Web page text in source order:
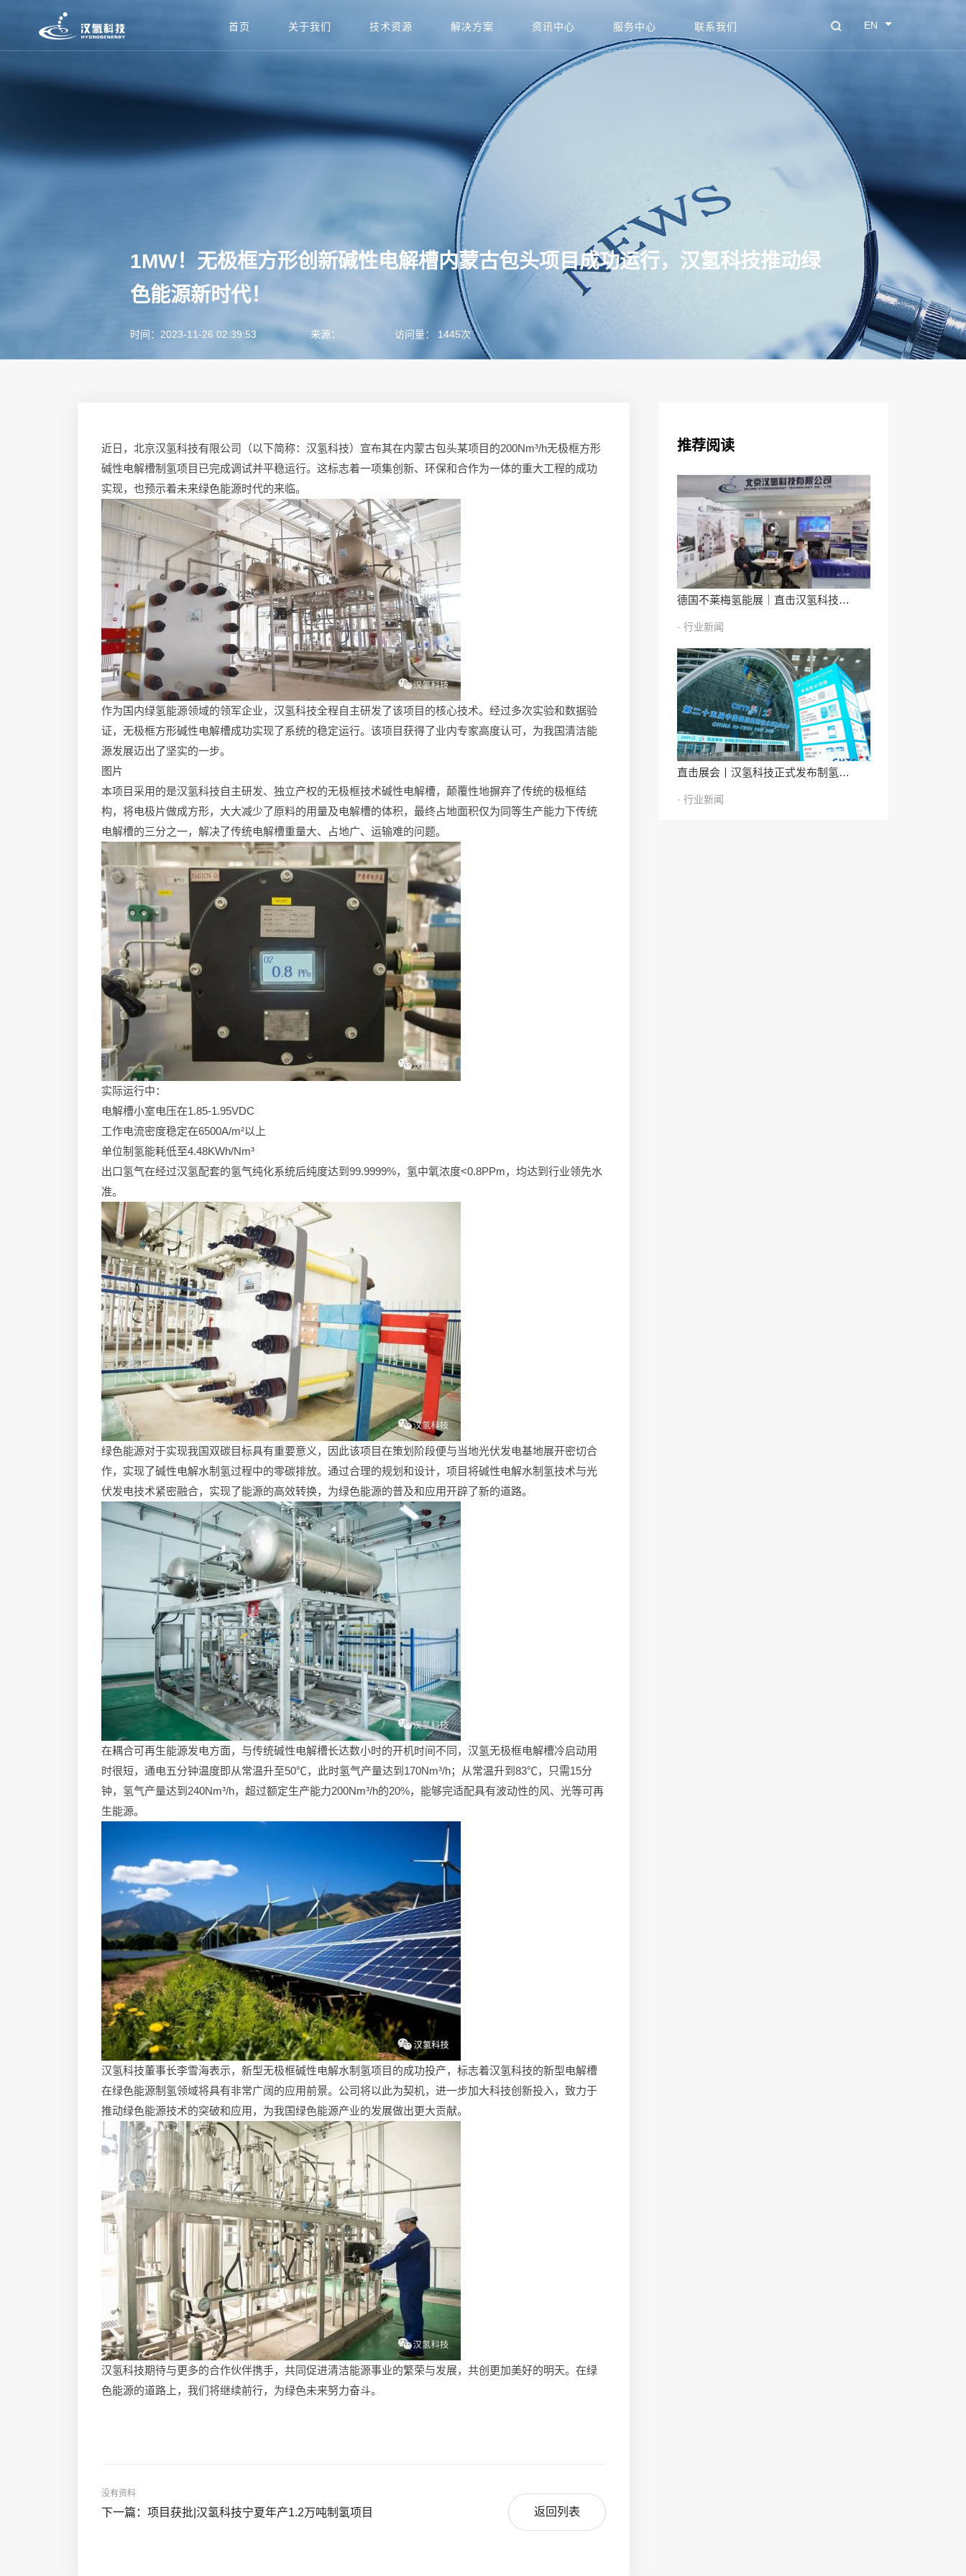
EN
首页 关于我们 技术资源 解决方案 资讯中心 服务中心 联系我们
1MW！无极框方形创新碱性电解槽内蒙古包头项目成功运行，汉氢科技推动绿
色能源新时代！
时间：2023-11-26 02:39:53 来源： 访问量： 1445次
近日，北京汉氢科技有限公司（以下简称：汉氢科技）宣布其在内蒙古包头某项目的200Nm³/h无极框方形
碱性电解槽制氢项目已完成调试并平稳运行。这标志着一项集创新、环保和合作为一体的重大工程的成功
实现，也预示着未来绿色能源时代的来临。
作为国内绿氢能源领域的领军企业，汉氢科技全程自主研发了该项目的核心技术。经过多次实验和数据验
证，无极框方形碱性电解槽成功实现了系统的稳定运行。该项目获得了业内专家高度认可，为我国清洁能
源发展迈出了坚实的一步。
图片
本项目采用的是汉氢科技自主研发、独立产权的无极框技术碱性电解槽，颠覆性地摒弃了传统的极框结
构，将电极片做成方形，大大减少了原料的用量及电解槽的体积，最终占地面积仅为同等生产能力下传统
电解槽的三分之一，解决了传统电解槽重量大、占地广、运输难的问题。
实际运行中：
电解槽小室电压在1.85-1.95VDC
工作电流密度稳定在6500A/m²以上
单位制氢能耗低至4.48KWh/Nm³
出口氢气在经过汉氢配套的氢气纯化系统后纯度达到99.9999%，氢中氧浓度<0.8PPm，均达到行业领先水
准。
绿色能源对于实现我国双碳目标具有重要意义，因此该项目在策划阶段便与当地光伏发电基地展开密切合
作，实现了碱性电解水制氢过程中的零碳排放。通过合理的规划和设计，项目将碱性电解水制氢技术与光
伏发电技术紧密融合，实现了能源的高效转换，为绿色能源的普及和应用开辟了新的道路。
在耦合可再生能源发电方面，与传统碱性电解槽长达数小时的开机时间不同，汉氢无极框电解槽冷启动用
时很短，通电五分钟温度即从常温升至50℃，此时氢气产量达到170Nm³/h；从常温升到83℃，只需15分
钟，氢气产量达到240Nm³/h，超过额定生产能力200Nm³/h的20%，能够完适配具有波动性的风、光等可再
生能源。
汉氢科技董事长李雪海表示，新型无极框碱性电解水制氢项目的成功投产，标志着汉氢科技的新型电解槽
在绿色能源制氢领域将具有非常广阔的应用前景。公司将以此为契机，进一步加大科技创新投入，致力于
推动绿色能源技术的突破和应用，为我国绿色能源产业的发展做出更大贡献。
汉氢科技期待与更多的合作伙伴携手，共同促进清洁能源事业的繁荣与发展，共创更加美好的明天。在绿
色能源的道路上，我们将继续前行，为绿色未来努力奋斗。
没有资料
下一篇：项目获批|汉氢科技宁夏年产1.2万吨制氢项目 返回列表
推荐阅读
德国不莱梅氢能展｜直击汉氢科技…
· 行业新闻
直击展会丨汉氢科技正式发布制氢…
· 行业新闻